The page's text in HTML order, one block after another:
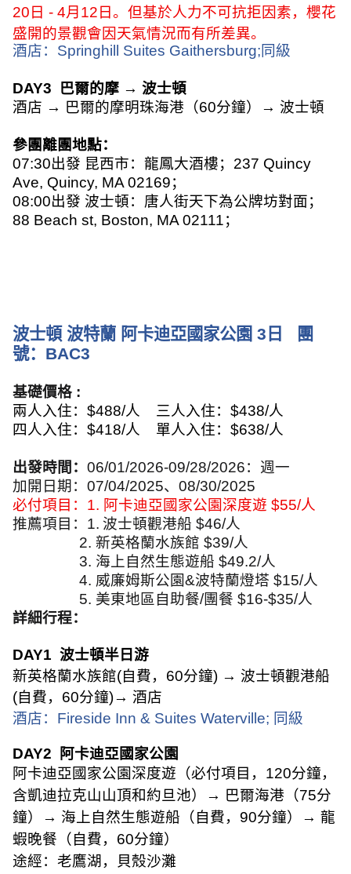
20 日 - 4月 12 日。但基於人力不可抗拒因素，櫻花
盛開的景觀會因天氣情況而有所差異。
酒店： Springhill Suites Gaithersburg;同級
DAY3 巴爾的摩 → 波士頓
酒店 → 巴爾的摩明珠海港（60分鐘） → 波士頓
參團離團地點：
07:30出發 昆西市：龍鳳大酒樓； 237 Quincy
Ave, Quincy, MA 02169；
08:00出發 波士頓：唐人街天下為公牌坊對面；
88 Beach st, Boston, MA 02111；
波士頓 波特蘭 阿卡迪亞國家公園 3 日
團
號： BAC3
基礎價格 :
兩人入住： $488/人 三人入住： $438/人
四人入住： $418/人 單人入住： $638/人
出發時間： 06/01/2026-09/28/2026：週一
加開日期： 07/04/2025、 08/30/2025
必付項目： 1. 阿卡迪亞國家公園深度遊 $55/人
推薦項目： 1. 波士頓觀港船 $46/人
2. 新英格蘭水族館 $39/人
3. 海上自然生態遊船 $49.2/人
4. 威廉姆斯公園&波特蘭燈塔 $15/人
5. 美東地區自助餐/團餐 $16-$35/人
詳細行程：
DAY1 波士頓半日游
新英格蘭水族館(自費， 60分鐘) → 波士頓觀港船
(自費， 60分鐘)→ 酒店
酒店： Fireside Inn & Suites Waterville; 同級
DAY2
阿卡迪亞國家公園
阿卡迪亞國家公園深度遊（必付項目， 120分鐘，
含凱迪拉克山山頂和約旦池）
→ 巴爾海港（75分
鐘）
→ 海上自然生態遊船（自費， 90分鐘） → 龍
蝦晚餐（自費， 60分鐘）
途經：老鷹湖，貝殼沙灘